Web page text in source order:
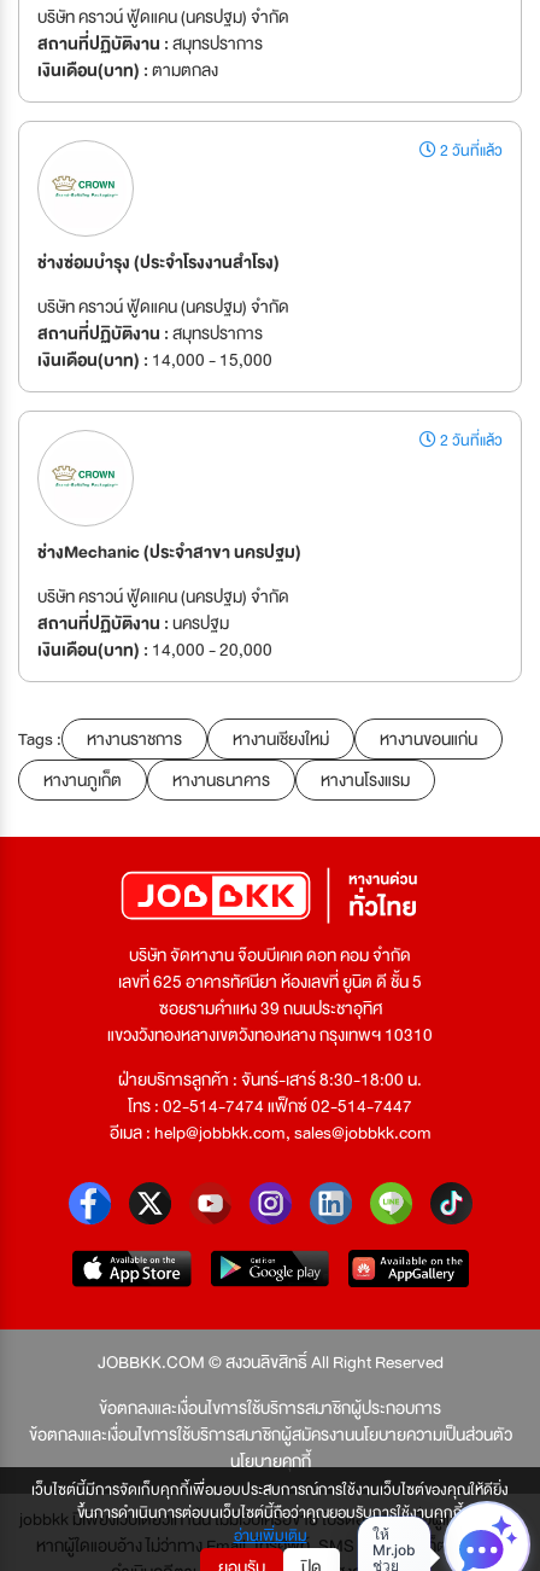
เว็บไซต์นี้มีการจัดเก็บคุกกี้เพื่อมอบประสบการณ์การใช้งานเว็บไซต์ของคุณให้ดียิ่ง
ขึ้นการดำเนินการต่อบนเว็บไซต์นี้ถือว่าคุณยอมรับการใช้งานคุกกี้
อ่านเพิ่มเติม
บริษัท คราวน์ ฟู้ดแคน (นครปฐม) จำกัด
สถานที่ปฏิบัติงาน :สมุทรปราการ
เงินเดือน(บาท) :ตามตกลง
2 วันที่แล้ว
ช่างซ่อมบำรุง (ประจำโรงงานสำโรง)
บริษัท คราวน์ ฟู้ดแคน (นครปฐม) จำกัด
สถานที่ปฏิบัติงาน :สมุทรปราการ
เงินเดือน(บาท) : 14,000 - 15,000
2 วันที่แล้ว
ช่างMechanic (ประจำสาขา นครปฐม)
บริษัท คราวน์ ฟู้ดแคน (นครปฐม) จำกัด
สถานที่ปฏิบัติงาน :นครปฐม
เงินเดือน(บาท) : 14,000 - 20,000
Tags : หางานราชการ หางานเชียงใหม่
หางานขอนแก่น
หางานภูเก็ต
หางานธนาคาร หางานโรงแรม
บริษัท จัดหางาน จ๊อบบีเคเค ดอท คอม จำกัด
เลขที่ 625 อาคารทัศนียา ห้องเลขที่ ยูนิต ดี ชั้น 5
ซอยรามคำแหง 39 ถนนประชาอุทิศ
แขวงวังทองหลางเขตวังทองหลาง กรุงเทพฯ 10310
ฝ่ายบริการลูกค้า : จันทร์-เสาร์ 8:30-18:00 น.
โทร : 02-514-7474 แฟ็กซ์ 02-514-7447
อีเมล :help@jobbkk.com,sales@jobbkk.com
JOBBKK.COM © สงวนลิขสิทธิ์ All Right Reserved
ข้อตกลงและเงื่อนไขการใช้บริการสมาชิกผู้ประกอบการ
ข้อตกลงและเงื่อนไขการใช้บริการสมาชิกผู้สมัครงานนโยบายความเป็นส่วนตัว
นโยบายคุกกี้
jobbkk มีเพียงเว็บเดียวเท่านั้น ไม่มีเว็บเครือข่าย โปรดอย่าหลงเชื่อผู้แอบอ้าง และ
หากผู้ใดแอบอ้าง ไม่ว่าทาง Email, โทรศัพท์, SMS หรือทางใดก็ตาม จะถูก